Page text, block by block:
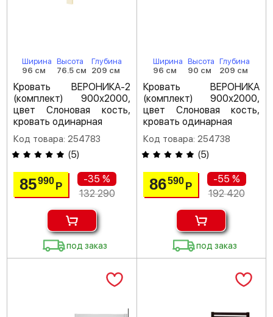
Ширина
96 см
Высота
76.5 см
Глубина
209 см
Кровать ВЕРОНИКА-2
(комплект) 900х2000,
цвет Слоновая кость,
кровать одинарная
Код товара: 254783
(5)
85990Р
-35 %
132 290
под заказ
Ширина
96 см
Высота
90 см
Глубина
209 см
Кровать ВЕРОНИКА
(комплект) 900х2000,
цвет Слоновая кость,
кровать одинарная
Код товара: 254738
(5)
86590 Р
-55 %
192 420
под заказ